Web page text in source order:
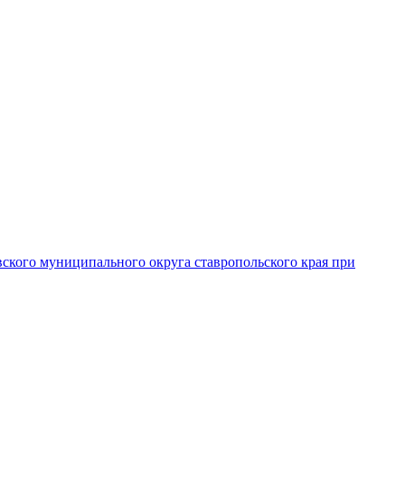
муниципального округа ставропольского края при